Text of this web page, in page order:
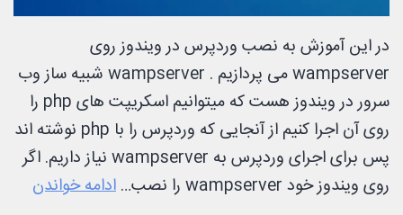
در این آموزش به نصب وردپرس در ویندوز روی
wampserver می پردازیم . wampserver شبیه ساز وب
سرور در ویندوز هست که میتوانیم اسکریپت های php را
روی آن اجرا کنیم از آنجایی که وردپرس را با php نوشته اند
پس برای اجرای وردپرس به wampserver نیاز داریم. اگر
روی ویندوز خود wampserver را نصب…
ادامه خواندن